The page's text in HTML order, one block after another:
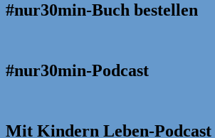
#nur30min-Buch bestellen
#nur30min-Podcast
Mit Kindern Leben-Podcast